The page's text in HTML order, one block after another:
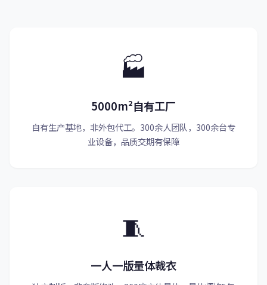
🏭
5000m²自有工厂
自有生产基地，非外包代工。300余人团队，300余台专
业设备，品质交期有保障
🧵
一人一版量体裁衣